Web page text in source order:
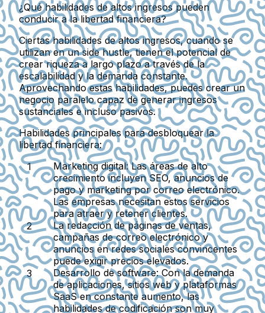
¿Qué habilidades de altos ingresos pueden
conducir a la libertad financiera?
Ciertas habilidades de altos ingresos, cuando se
utilizan en un side hustle, tienen el potencial de
crear riqueza a largo plazo a través de la
escalabilidad y la demanda constante.
Aprovechando estas habilidades, puedes crear un
negocio paralelo capaz de generar ingresos
sustanciales e incluso pasivos.
Habilidades principales para desbloquear la
libertad financiera:
Marketing digital:Las áreas de alto
crecimiento incluyen SEO, anuncios de
pago y marketing por correo electrónico.
Las empresas necesitan estos servicios
para atraer y retener clientes.
La redacción de páginas de ventas,
campañas de correo electrónico y
anuncios en redes sociales convincentes
puede exigir precios elevados.
Desarrollo de software:Con la demanda
de aplicaciones, sitios web y plataformas
SaaS en constante aumento, las
habilidades de codificación son muy